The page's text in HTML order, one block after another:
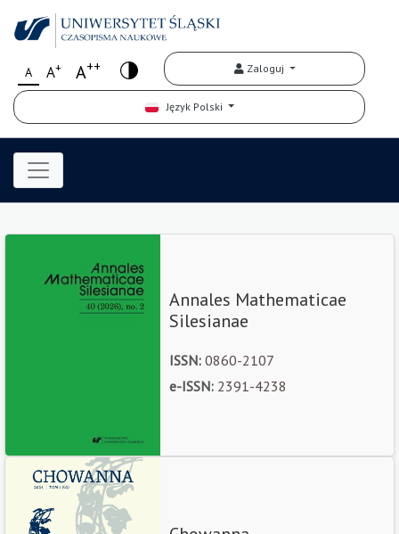
A A+ A++ Zaloguj
Język Polski
Annales Mathematicae
Silesianae
ISSN: 0860-2107
e-ISSN: 2391-4238